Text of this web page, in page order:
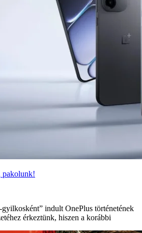
pakolunk!
indult OnePlus történetének
érkeztünk, hiszen a korábbi